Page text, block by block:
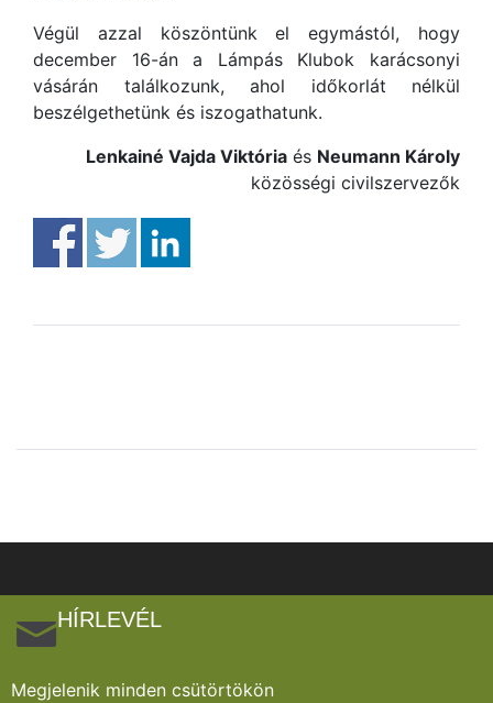
Végül azzal köszöntünk el egymástól, hogy
december 16-án a Lámpás Klubok karácsonyi
vásárán találkozunk, ahol időkorlát nélkül
beszélgethetünk és iszogathatunk.
Lenkainé Vajda Viktória és Neumann Károly
közösségi civilszervezők
HÍRLEVÉL
Megjelenik minden csütörtökön